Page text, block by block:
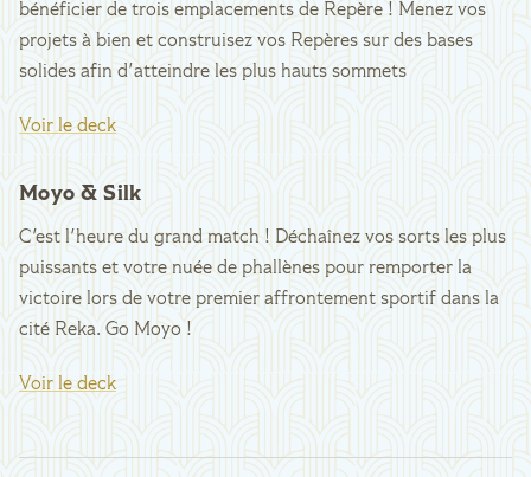
bénéficier de trois emplacements de Repère ! Menez vos
projets à bien et construisez vos Repères sur des bases
solides afin d'atteindre les plus hauts sommets
Voir le deck
Moyo & Silk
C'est l'heure du grand match ! Déchaînez vos sorts les plus
puissants et votre nuée de phallènes pour remporter la
victoire lors de votre premier affrontement sportif dans la
cité Reka. Go Moyo !
Voir le deck